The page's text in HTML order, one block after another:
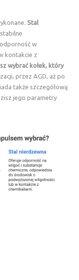
Stal
w
kontakcie z
wybrać kołek, który
przez AGD, aż po
także szczegółową
jego parametry